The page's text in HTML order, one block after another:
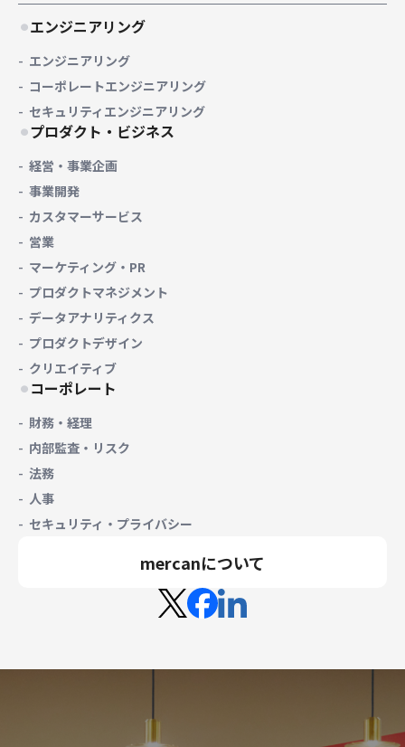
エンジニアリング
エンジニアリング
コーポレートエンジニアリング
セキュリティエンジニアリング
プロダクト・ビジネス
経営・事業企画
事業開発
カスタマーサービス
営業
マーケティング・PR
プロダクトマネジメント
データアナリティクス
プロダクトデザイン
クリエイティブ
コーポレート
財務・経理
内部監査・リスク
法務
人事
セキュリティ・プライバシー
mercanについて